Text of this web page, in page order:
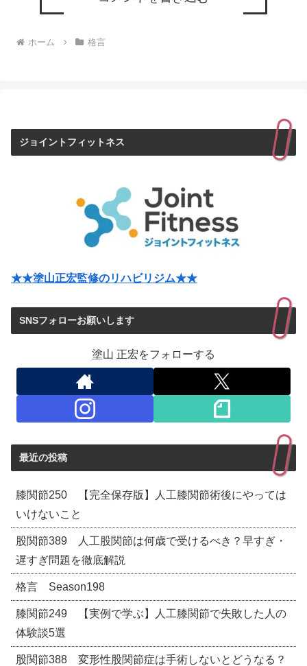
ホーム 格言
ジョイントフィットネス
★★塗山正宏監修のリハビリジム★★
SNSフォローお願いします
塗山 正宏をフォローする
最近の投稿
膝関節250 【完全保存版】人工膝関節術後にやっては
いけないこと
股関節389 人工股関節は何歳で受けるべき？早すぎ・
遅すぎ問題を徹底解説
格言 Season198
膝関節249 【実例で学ぶ】人工膝関節で失敗した人の
体験談5選
股関節388 変形性股関節症は手術しないとどうなる？